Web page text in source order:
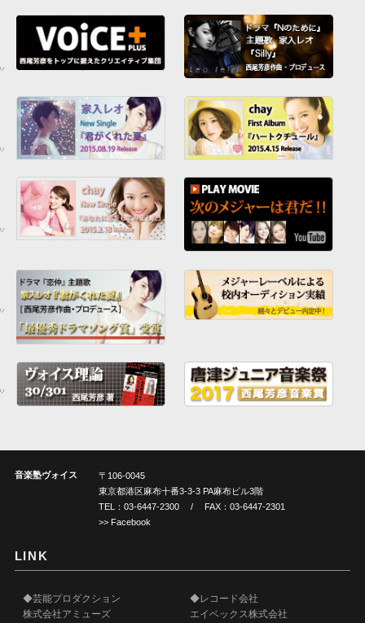
音楽塾ヴォイス
〒106-0045
東京都港区麻布十番3-3-3 PA麻布ビル3階
TEL： 03-6447-2300/ FAX：03-6447-2301
>> Facebook
LINK
◆芸能プロダクション
株式会社アミューズ
◆レコード会社
エイベックス株式会社